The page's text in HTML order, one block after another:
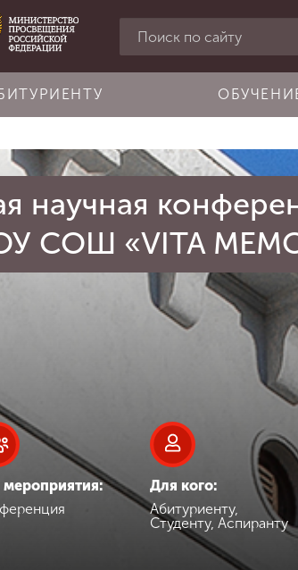
научная
СОШ «VITA
мероприятия:
Для кого:
Абитуриенту,
Студенту, Аспиранту